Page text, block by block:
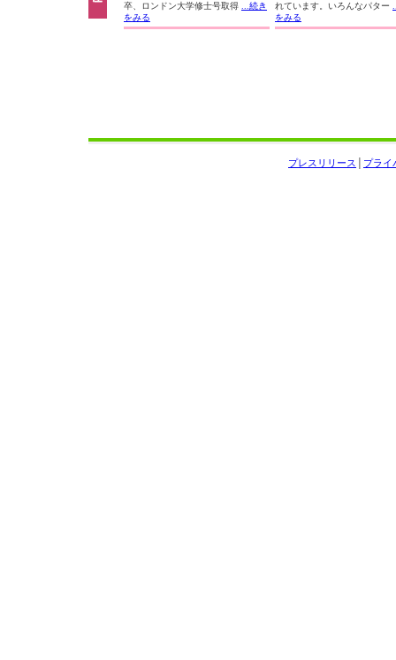
卒、ロンドン大学修士号取得
...続き
をみる
れています。いろんなパター
をみる
プライ
プレスリリース